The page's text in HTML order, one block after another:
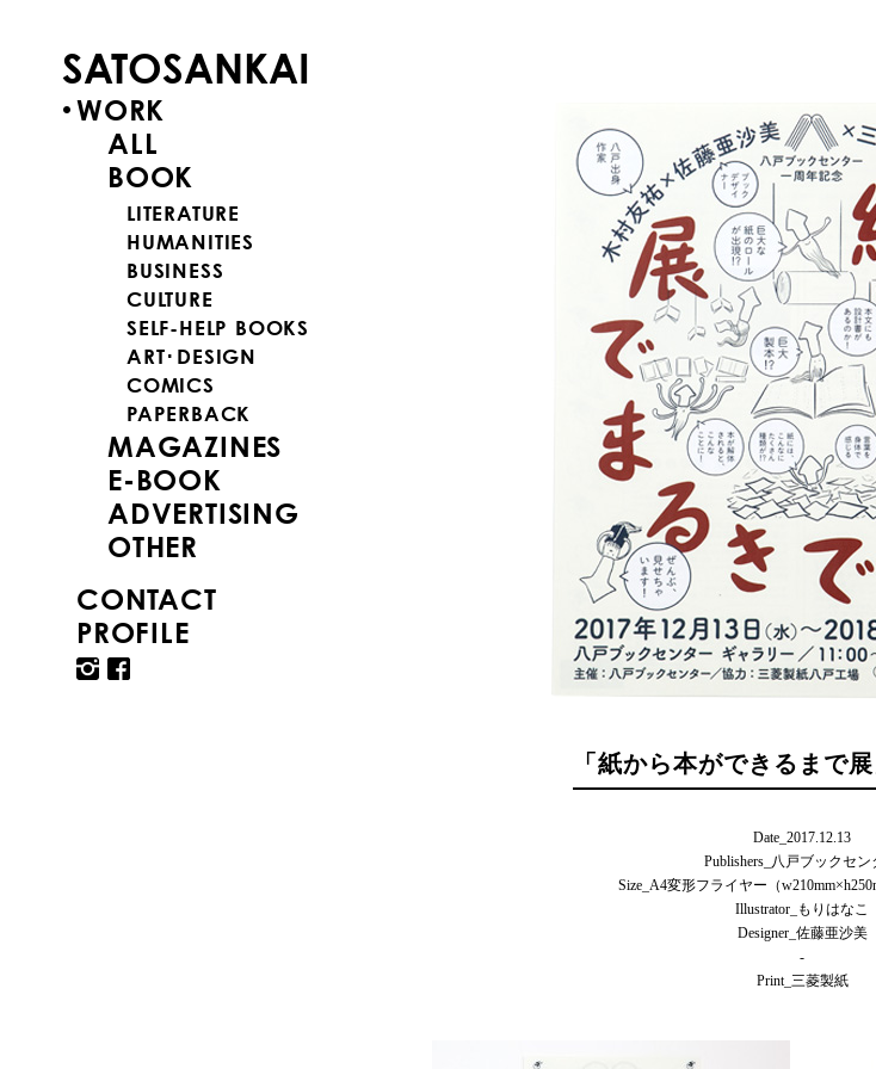
SATOSANKAI
WORK
ALL
BOOK
LITERATURE
HUMANITIES
BUSINESS
CULTURE
SELF-HELP BOOKS
ART･DESIGN
COMICS
PAPERBACK
MAGAZINES
E-BOOK
ADVERTISING
OTHER
CONTACT
PROFILE
「紙から本ができるまで
Date_2017.12.13
Publishers_八戸ブックセン
Size_A4変形フライヤー（
Illustrator_もりはなこ
Designer_佐藤亜沙美
Print_三菱製紙